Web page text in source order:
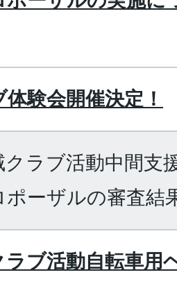
験会開催決定！
クラブ活動中間支
ポーザルの審査結
ラブ活動自転車用